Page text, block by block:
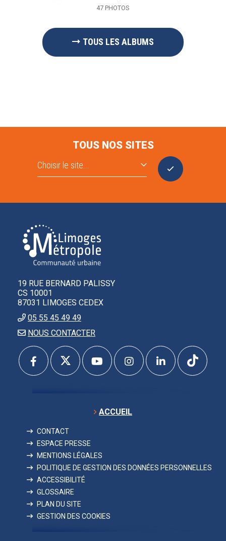
47 PHOTOS
TOUS LES ALBUMS
TOUS NOS SITES
19 RUE BERNARD PALISSY
CS 10001
87031 LIMOGES CEDEX
05 55 45 49 49
NOUS CONTACTER
ACCUEIL
CONTACT
ESPACE PRESSE
MENTIONS LÉGALES
POLITIQUE DE GESTION DES DONNÉES PERSONNELLES
ACCESSIBILITÉ
GLOSSAIRE
PLAN DU SITE
GESTION DES COOKIES